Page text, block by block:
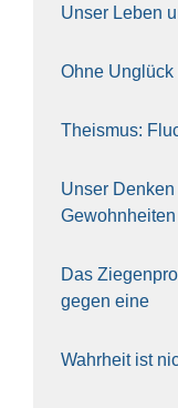
Unser Leben
Ohne
The­is­mus:
Unser
Gewohn­hei­ten
Das
gegen eine
Wahr­heit ist